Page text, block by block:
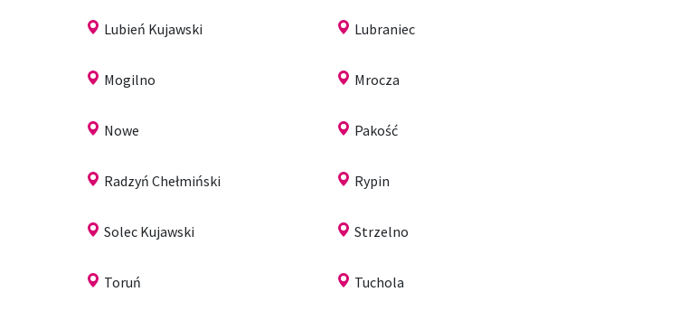
Lubień Kujawski Lubraniec
Mogilno Mrocza
Nowe Pakość
Radzyń Chełmiński Rypin
Solec Kujawski Strzelno
Toruń Tuchola